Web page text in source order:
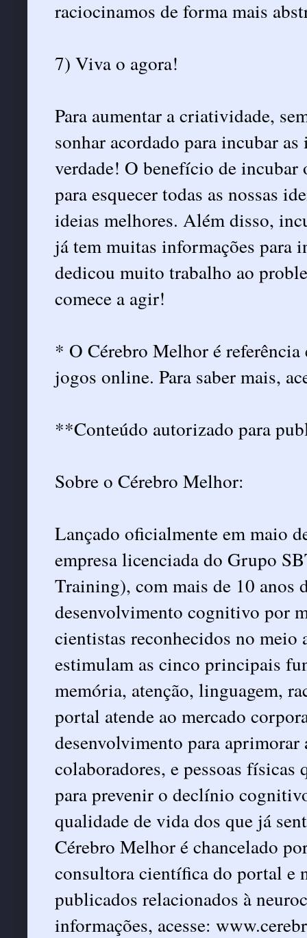
raciocinamos de forma mais
7) Viva o agora!
Para aumentar a criatividade,
sonhar acordado para incubar
verdade! O benefício de incubar
para esquecer todas as nossas
ideias melhores. Além disso,
já tem muitas informações para
dedicou muito trabalho ao
comece a agir!
* O Cérebro Melhor é
jogos online. Para saber mais,
**Conteúdo autorizado para
Sobre o Cérebro Melhor:
Lançado oficialmente em maio
empresa licenciada do Grupo
Training), com mais de 10 anos
desenvolvimento cognitivo por
cientistas reconhecidos no meio
estimulam as cinco principais
memória, atenção, linguagem,
portal atende ao mercado
desenvolvimento para aprimorar
colaboradores, e pessoas físicas
para prevenir o declínio
qualidade de vida dos que já
Cérebro Melhor é chancelado
consultora científica do portal e
publicados relacionados à
informações, acesse: